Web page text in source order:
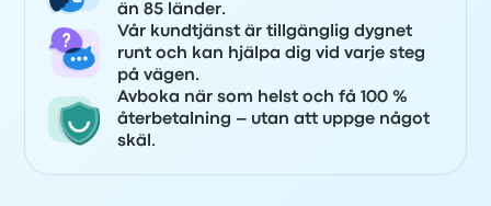
än 85 länder.
Vår kundtjänst är tillgänglig dygnet
runt och kan hjälpa dig vid varje steg
på vägen.
Avboka när som helst och få 100 %
återbetalning – utan att uppge något
skäl.